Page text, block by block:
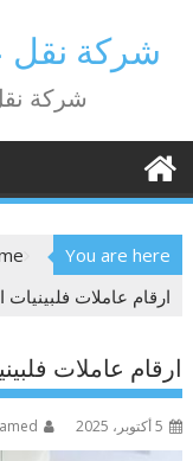
contentشركة نقل
شركة
You are here
ارقام عاملات فلبينيات الرياض
ارقام عاملات فلبينيات
5 أكتوبر، 2025